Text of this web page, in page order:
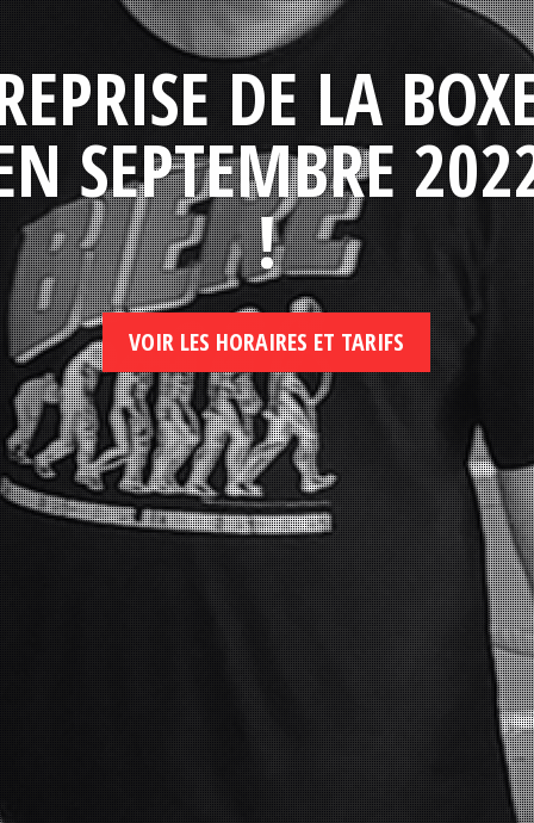
DE LA
SEPTEMBRE
!
VOIR LES HORAIRES ET TARIFS